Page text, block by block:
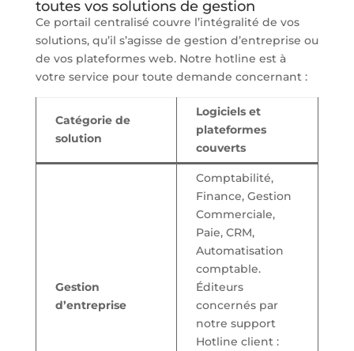
toutes vos solutions de gestion
Ce portail centralisé couvre l’intégralité de vos
solutions, qu’il s’agisse de gestion d’entreprise ou
de vos plateformes web. Notre hotline est à
votre service pour toute demande concernant :
Catégorie de
solution
Logiciels et
plateformes
couverts
Gestion
d’entreprise
Comptabilité,
Finance, Gestion
Commerciale,
Paie, CRM,
Automatisation
comptable.
Éditeurs
concernés par
notre support
Hotline client :